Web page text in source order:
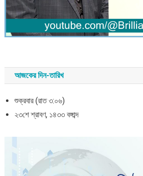
আজকের দিন-তারিখ
শুক্রবার (রাত ৩:০৬)
২৩শে শ্রাবণ, ১৪৩৩ বঙ্গাব্দ